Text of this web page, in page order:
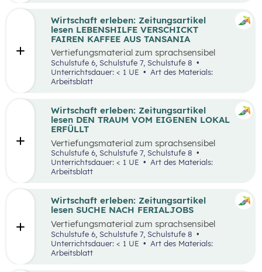
Wirtschaft erleben: Zeitungsartikel
lesen LEBENSHILFE VERSCHICKT
FAIREN KAFFEE AUS TANSANIA
Vertiefungsmaterial zum sprachsensibel
aufbereiteten Zeitungsartikel “Lebenshilfe
verschickt fairen Kaffee aus Tansania”.
Schulstufe 6, Schulstufe 7, Schulstufe 8
Unterrichtsdauer: < 1 UE
Arbeitsblatt
Wirtschaft erleben: Zeitungsartikel
lesen DEN TRAUM VOM EIGENEN LOKAL
ERFÜLLT
Vertiefungsmaterial zum sprachsensibel
aufbereiteten Zeitungsartikel “Den Traum vom
eigenen Lokal erfüllt”.
Schulstufe 6, Schulstufe 7, Schulstufe 8
Unterrichtsdauer: < 1 UE
Art des Materials:
Arbeitsblatt
Wirtschaft erleben: Zeitungsartikel
lesen SUCHE NACH FERIALJOBS
Vertiefungsmaterial zum sprachsensibel
aufbereiteten Zeitungsartikel “Spannende
Suche nach Ferialjobs”.
Schulstufe 6, Schulstufe 7, Schulstufe 8
Unterrichtsdauer: < 1 UE
Arbeitsblatt